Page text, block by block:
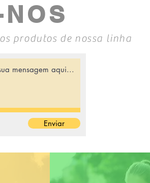
produtos de nossa linha
Enviar